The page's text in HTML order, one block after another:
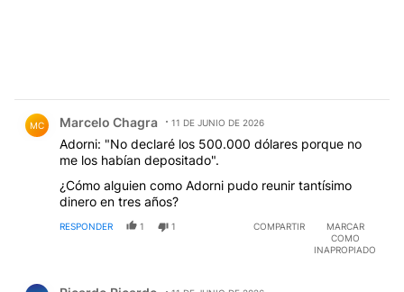
MC Marcelo Chagra 11 DE JUNIO DE 2026
Adorni: "No declaré los 500.000 dólares porque no
me los habían depositado".
¿Cómo alguien como Adorni pudo reunir tantísimo
dinero en tres años?
RESPONDER 1 1 COMPARTIR
MARCAR
COMO
INAPROPIADO